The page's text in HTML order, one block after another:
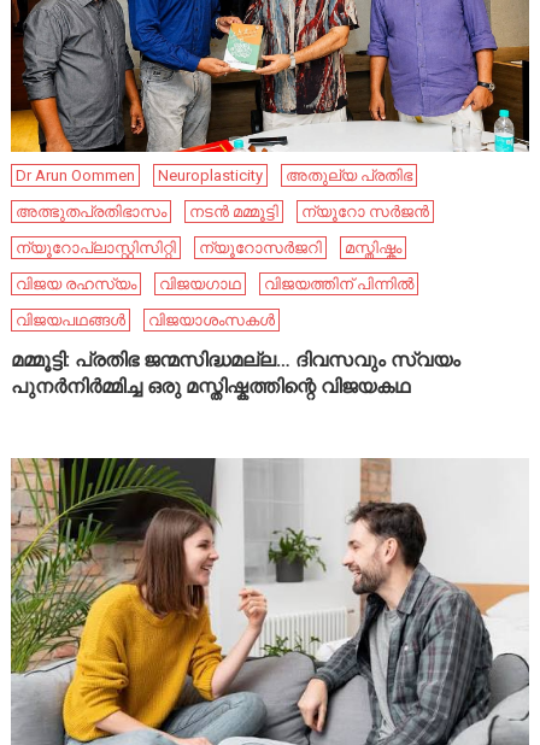
Dr Arun Oommen Neuroplasticity
അതുല്യ പ്രതിഭ
അത്ഭുതപ്രതിഭാസം
നടൻ മമ്മൂട്ടി
ന്യൂറോ സർജൻ
ന്യൂറോപ്ലാസ്റ്റിസിറ്റി
ന്യൂറോസർജറി
മസ്തിഷ്കം
വിജയ രഹസ്യം
വിജയഗാഥ
വിജയത്തിന് പിന്നിൽ
വിജയപഥങ്ങൾ
വിജയാശംസകൾ
മമ്മൂട്ടി: പ്രതിഭ ജന്മസിദ്ധമല്ല… ദിവസവും സ്വയം
പുനർനിർമ്മിച്ച ഒരു മസ്തിഷ്കത്തിന്റെ വിജയകഥ